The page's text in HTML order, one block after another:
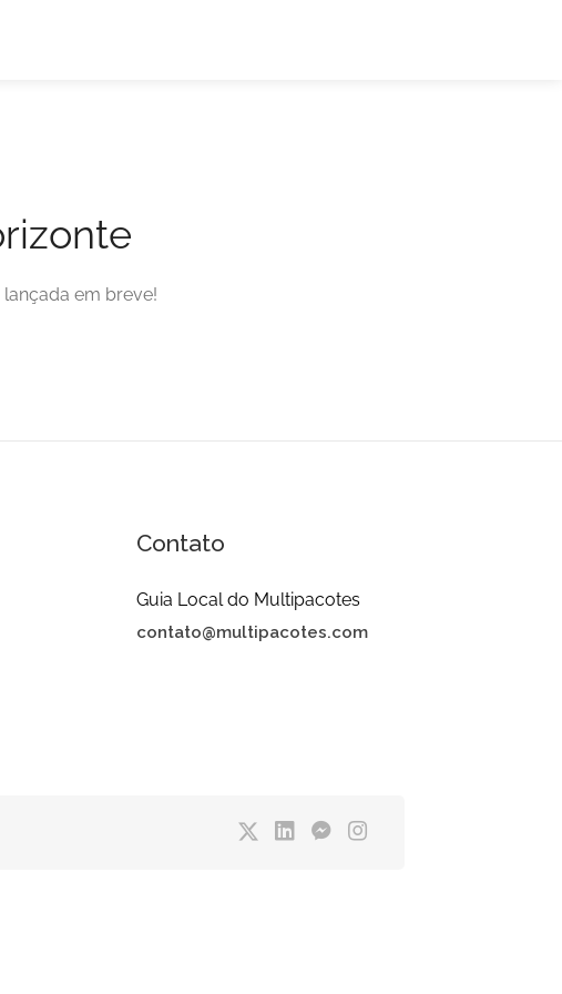
em breve!
Contato
Guia Local do Multipacotes
contato@multipacotes.com